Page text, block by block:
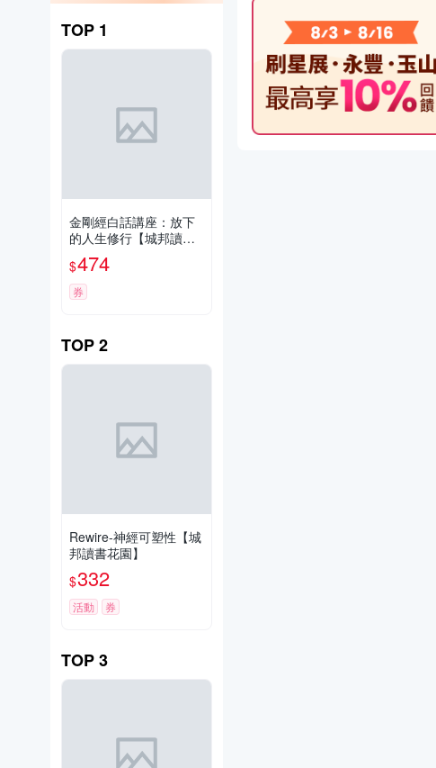
TOP 1
金剛經白話講座：放下
的人生修行【城邦讀書
花園】
$474
券
TOP2
Rewire-神經可塑性【城
邦讀書花園】
$332
活動 券
TOP3